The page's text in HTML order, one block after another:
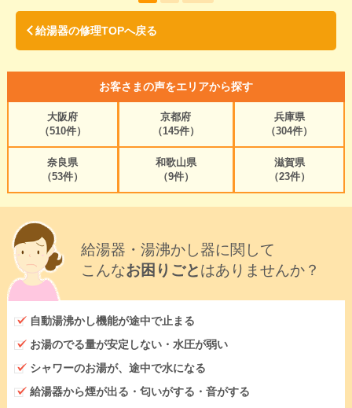
給湯器の修理TOPへ戻る
お客さまの声をエリアから探す
大阪府
（510件）
京都府
（145件）
兵庫県
（304件）
奈良県
（53件）
和歌山県
（9件）
滋賀県
（23件）
給湯器・湯沸かし器に関して
こんなお困りごとはありませんか？
自動湯沸かし機能が途中で止まる
お湯のでる量が安定しない・水圧が弱い
シャワーのお湯が、途中で水になる
給湯器から煙が出る・匂いがする・音がする